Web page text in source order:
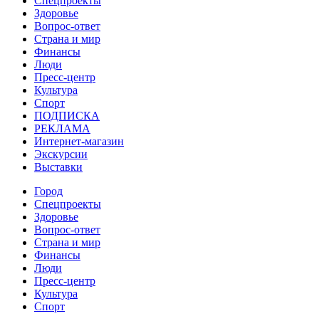
Здоровье
Вопрос-ответ
Страна и мир
Финансы
Люди
Пресс-центр
Культура
Спорт
ПОДПИСКА
РЕКЛАМА
Интернет-магазин
Экскурсии
Выставки
Город
Спецпроекты
Здоровье
Вопрос-ответ
Страна и мир
Финансы
Люди
Пресс-центр
Культура
Спорт